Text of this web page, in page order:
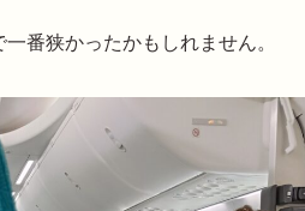
番狭かったかもしれません。